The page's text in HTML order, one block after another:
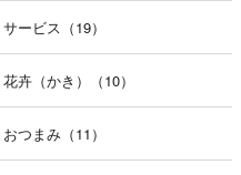
サービス（19）
花卉（かき）（10）
おつまみ（11）